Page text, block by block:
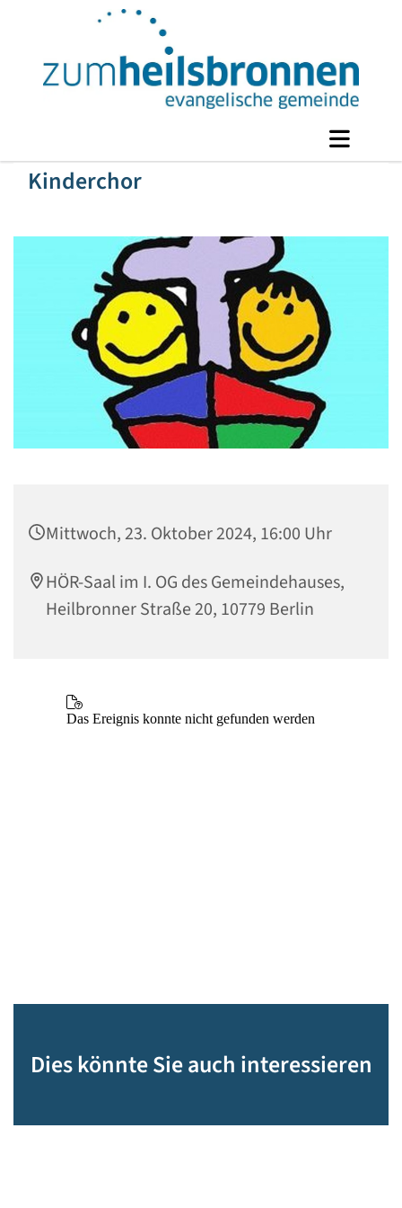
Kinderchor
Mittwoch, 23. Oktober 2024, 16:00 Uhr
HÖR-Saal im I. OG des Gemeindehauses,
Heilbronner Straße 20, 10779 Berlin
Dies könnte Sie auch interessieren